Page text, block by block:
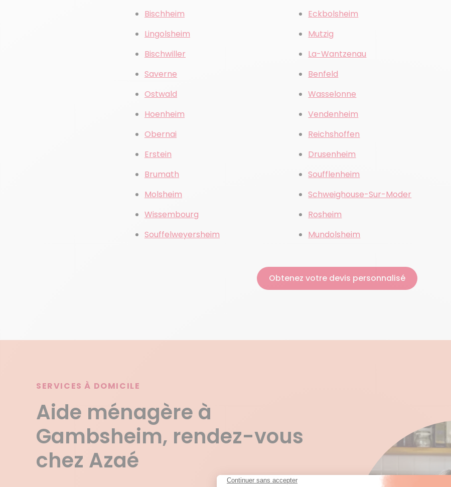
Bischheim
Lingolsheim
Bischwiller
Saverne
Ostwald
Hoenheim
Obernai
Erstein
Brumath
Molsheim
Wissembourg
Souffelweyersheim
Eckbolsheim
Mutzig
La-Wantzenau
Benfeld
Wasselonne
Vendenheim
Reichshoffen
Drusenheim
Soufflenheim
Schweighouse-Sur-Moder
Rosheim
Mundolsheim
Obtenez votre devis personnalisé
SERVICES À DOMICILE
Aide ménagère à
Gambsheim, rendez-vous
chez Azaé